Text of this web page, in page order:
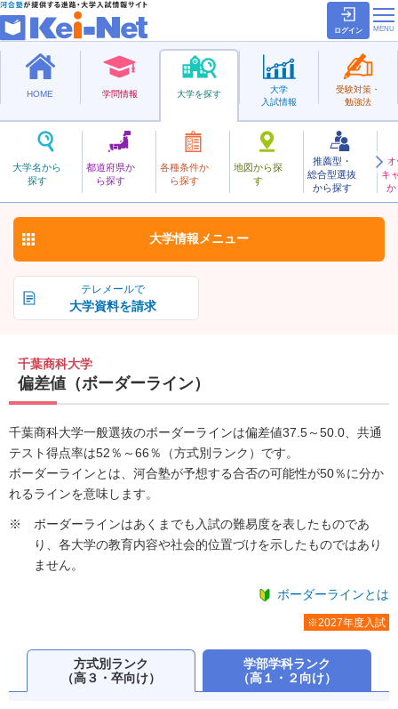
ログイン
HOME 学問情報 大学を探す
大学名から
探す
都道府県か
ら探す
各種条件か
ら探す
地図から探
す
推薦型・
総合型選抜
から探す
キ
か
大学
入試情報
受験対策・
勉強法
私立
ちばしょうか
千葉商科大学 お気に入り
テレメールで
大学資料を請求
大学情報 メニュー
千葉商科大学
偏差値（ボーダーライン）
千葉商科大学一般選抜のボーダーラインは偏差値37.5～50.0、共通
テスト得点率は52％～66％（方式別ランク）です。
ボーダーラインとは、河合塾が予想する合否の可能性が50％に分か
れるラインを意味します。
ボーダーラインはあくまでも入試の難易度を表したものであ
り、各大学の教育内容や社会的位置づけを示したものではあり
ません。
ボーダーラインとは
※2027年度入試
方式別ランク
（高３・卒向け）
学部学科ランク
（高１・２向け）